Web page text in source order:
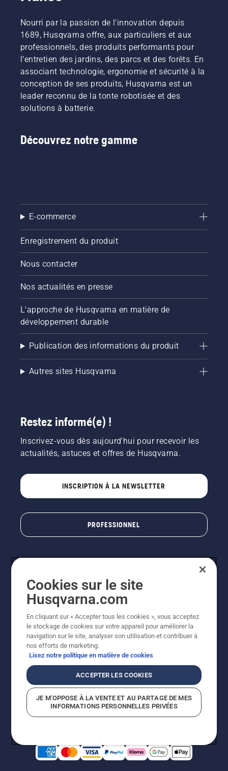
Nourri par la passion de l'innovation depuis
1689, Husqvarna offre, aux particuliers et aux
professionnels, des produits performants pour
l’entretien des jardins, des parcs et des forêts. En
associant technologie, ergonomie et sécurité à la
conception de ses produits, Husqvarna est un
leader reconnu de la tonte robotisée et des
solutions à batterie.
Découvrez notre gamme
E-commerce
Enregistrement du produit
Nous contacter
Nos actualités en presse
L'approche de Husqvarna en matière de
développement durable
Publication des informations du produit
Autres sites Husqvarna
Restez informé(e) !
Inscrivez-vous dès aujourd'hui pour recevoir les
actualités, astuces et offres de Husqvarna.
INSCRIPTION À LA NEWSLETTER
PROFESSIONNEL
© Husqvarna AB (publ). Tous droits réservés. Les prix
indiqués sont des prix de vente conseillés. Photos non
contractuelles. Tous les prix indiqués sont des prix de
disponible pour un achat direct.
Conditions d'utilisation Avis de confidentialité
Égalité hommes femmesSignalement de violations présumées
Cookies sur le site
Husqvarna.com
En cliquant sur « Accepter tous les cookies », vous acceptez
le stockage de cookies sur votre appareil pour améliorer la
navigation sur le site, analyser son utilisation et contribuer à
nos efforts de marketing.
Lisez notre politique en matière de cookies
ACCEPTER LES COOKIES
JE M’OPPOSE À LA VENTE ET AU PARTAGE DE MES
INFORMATIONS PERSONNELLES PRIVÉES